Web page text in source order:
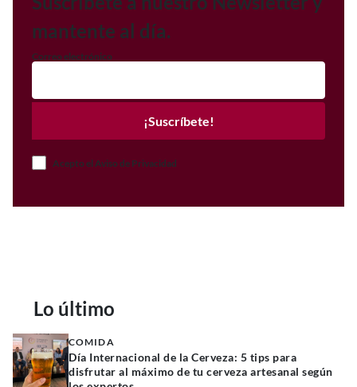
mantente al día.
Correo electrónico
¡Suscríbete!
Acepto el Aviso de Privacidad
Lo último
COMIDA
Día Internacional de la Cerveza: 5 tips para
disfrutar al máximo de tu cerveza artesanal según